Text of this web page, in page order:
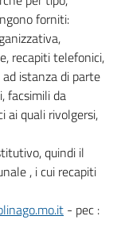
forniti:
recapiti telefonici,
istanza di parte
facsimili da
ai quali rivolgersi,
quindi il
, i cui recapiti
- pec :